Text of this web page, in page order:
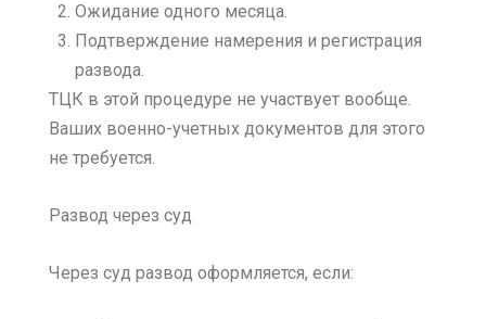
Ожидание одного месяца.
Подтверждение намерения и регистрация
развода.
ТЦК в этой процедуре не участвует вообще.
Ваших военно-учетных документов для этого
не требуется.
Развод через суд
Через суд развод оформляется, если: